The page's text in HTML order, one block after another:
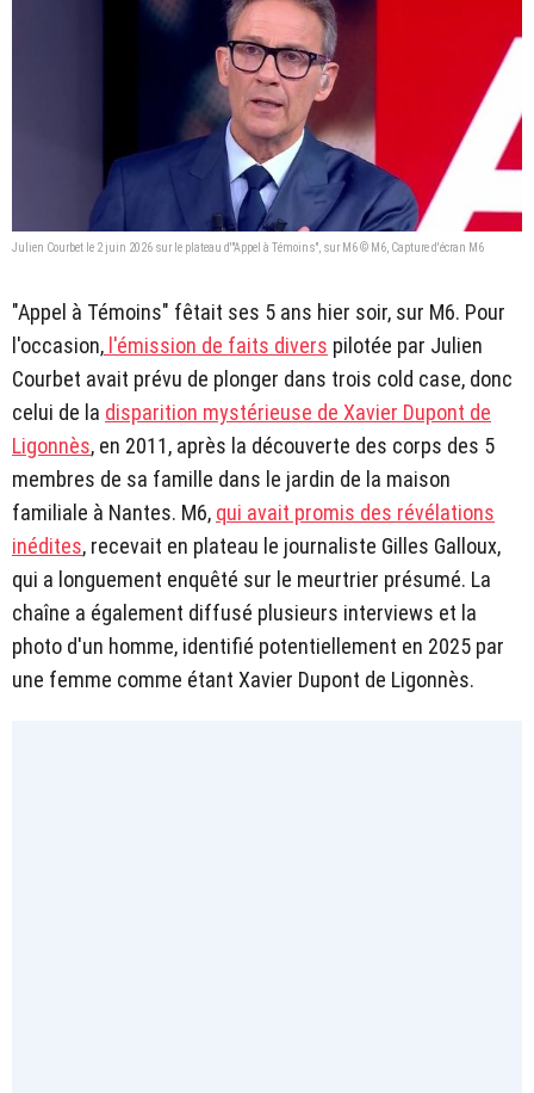
Julien Courbet le 2 juin 2026 sur le plateau d'"Appel à Témoins", sur M6 © M6, Capture d'écran M6
"Appel à Témoins" fêtait ses 5 ans hier soir, sur M6. Pour
l'occasion, l'émission de faits divers pilotée par Julien
Courbet avait prévu de plonger dans trois cold case, donc
celui de la disparition mystérieuse de Xavier Dupont de
Ligonnès, en 2011, après la découverte des corps des 5
membres de sa famille dans le jardin de la maison
familiale à Nantes. M6, qui avait promis des révélations
inédites, recevait en plateau le journaliste Gilles Galloux,
qui a longuement enquêté sur le meurtrier présumé. La
chaîne a également diffusé plusieurs interviews et la
photo d'un homme, identifié potentiellement en 2025 par
une femme comme étant Xavier Dupont de Ligonnès.